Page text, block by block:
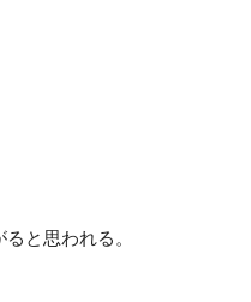
と思われる。